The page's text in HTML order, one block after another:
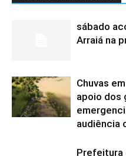
sábado
Arraiá na
Chuvas
apoio dos
audiência
Prefeitura